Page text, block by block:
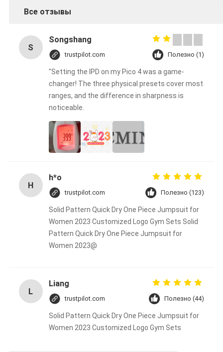
Все отзывы
S
Songshang
trustpilot.com Полезно (1)
"Setting the IPD on my Pico 4 was a game-
changer! The three physical presets cover most
ranges, and the difference in sharpness is
noticeable.
H
h*o
trustpilot.com Полезно (123)
Solid Pattern Quick Dry One Piece Jumpsuit for
Women 2023 Customized Logo Gym Sets Solid
Pattern Quick Dry One Piece Jumpsuit for
Women 2023@
L
Liang
trustpilot.com Полезно (44)
Solid Pattern Quick Dry One Piece Jumpsuit for
Women 2023 Customized Logo Gym Sets